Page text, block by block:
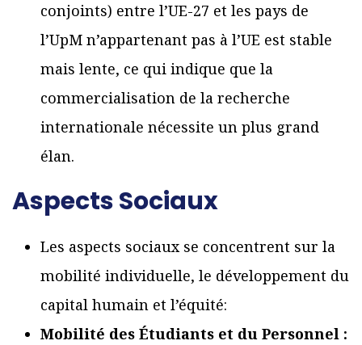
conjoints) entre l’UE-27 et les pays de
l’UpM n’appartenant pas à l’UE est stable
mais lente, ce qui indique que la
commercialisation de la recherche
internationale nécessite un plus grand
élan.
Aspects Sociaux
Les aspects sociaux se concentrent sur la
mobilité individuelle, le développement du
capital humain et l’équité:
Mobilité des Étudiants et du Personnel :